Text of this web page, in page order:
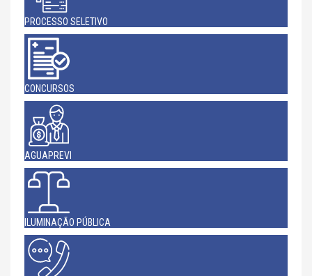
PROCESSO SELETIVO
CONCURSOS
AGUAPREVI
ILUMINAÇÃO PÚBLICA